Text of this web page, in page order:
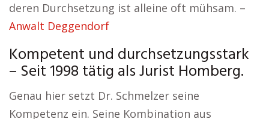
deren Durchsetzung ist alleine oft mühsam. –
Anwalt Deggendorf
Kompetent und durchsetzungsstark
– Seit 1998 tätig als Jurist Homberg.
Genau hier setzt Dr. Schmelzer seine
Kompetenz ein. Seine Kombination aus